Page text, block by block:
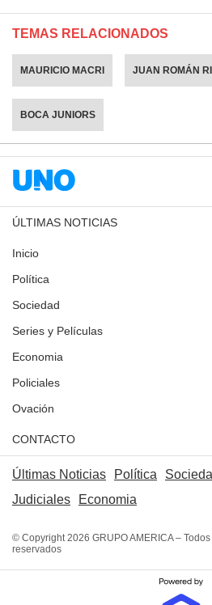
TEMAS RELACIONADOS
MAURICIO MACRI JUAN ROMÁN
BOCA JUNIORS
ÚLTIMAS NOTICIAS
Inicio
Política
Sociedad
Series y Películas
Economia
Policiales
Ovación
CONTACTO
Últimas Noticias Política
Judiciales
Economia
© Copyright 2026 GRUPO AMERICA –
reservados